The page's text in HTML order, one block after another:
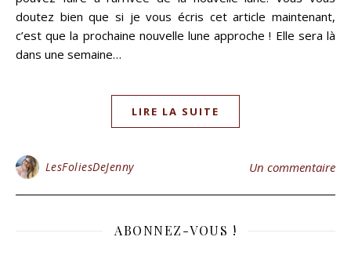
doutez bien que si je vous écris cet article maintenant,
c’est que la prochaine nouvelle lune approche ! Elle sera là
dans une semaine…
LIRE LA SUITE
LesFoliesDeJenny Un commentaire
ABONNEZ-VOUS !